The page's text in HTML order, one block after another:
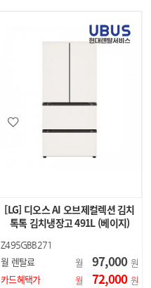
[LG] 디오스 AI 오브제컬렉션 김치
톡톡 김치냉장고 491L (베이지)
Z495GBB271
월 렌탈료 월 97,000 원
카드혜택가
월 72,000 원